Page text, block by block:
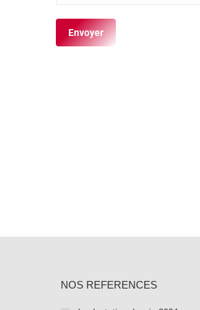
NOS REFERENCES